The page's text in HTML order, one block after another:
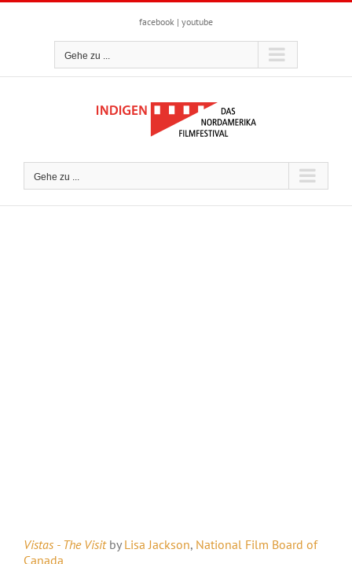
Zum
facebook | youtube
Gehe zu ...
Gehe zu ...
Vistas - The Visit by Lisa Jackson, National Film Board of
Canada